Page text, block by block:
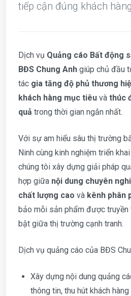
tiếp cận đúng khách
Dịch vụ Quảng cáo Bất động
BĐS Chung Anh giúp chủ đầu
tác gia tăng độ phủ thương
khách hàng mục tiêu và thúc
quả trong thời gian ngắn nhất.
Với sự am hiểu sâu thị trường
Ninh cùng kinh nghiệm triển
chúng tôi xây dựng giải pháp
hợp giữa nội dung chuyên
chất lượng cao và kênh phân
bảo mỗi sản phẩm được
bật giữa thị trường cạnh tranh.
Dịch vụ quảng cáo của BĐS
Xây dựng nội dung quảng
thông tin, thu hút khách hàng